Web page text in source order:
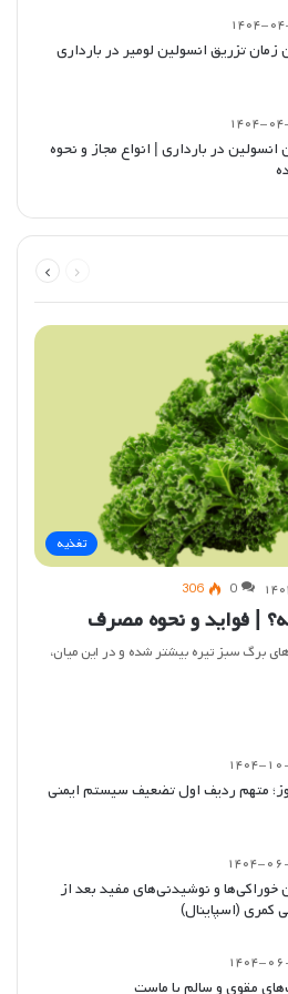
۰۴-۲۱
زمان تزریق انسولین لومیر در بارداری
۰۴-۱۹
انسولین در بارداری | انواع مجاز و نحوه
صفحهصفحه
تغذیه
۰۸ 0
306
| فواید و نحوه مصرف
برگ سبز تیره بیشتر شده و در این میان،
۱۰-۰۷
متهم ردیف اول تضعیف سیستم ایمنی
۰۶-۰۸
خوراکی‌ها و نوشیدنی‌های مفید بعد از
کمری (اسپاینال)
۰۶-۰۴
مقوی و سالم با ماست